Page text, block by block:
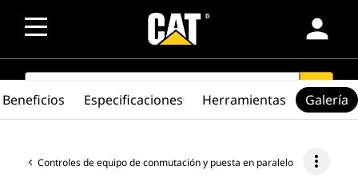
person
SEARCH search
Controles de equipo de conmutación y puesta en paralelo more_vert
Beneficios Especificaciones Herramientas Galería